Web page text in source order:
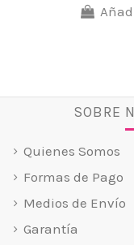
SOBRE
Quienes Somos
Formas de Pago
Medios de Envío
Garantía